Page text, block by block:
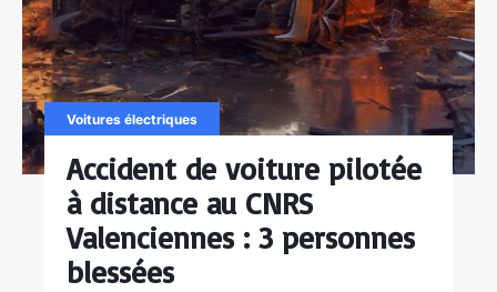
Voitures électriques
Accident de voiture pilotée
à distance au CNRS
Valenciennes : 3 personnes
blessées